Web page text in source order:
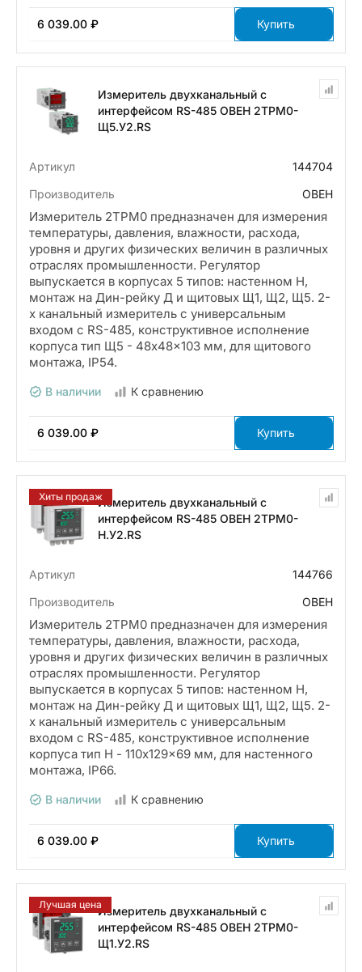
6 039.00 ₽ Купить
Измеритель двухканальный с
интерфейсом RS-485 ОВЕН 2ТРМ0-
Щ5.У2.RS
Артикул
144704
Производитель
ОВЕН
Измеритель 2ТРМ0 предназначен для измерения
температуры, давления, влажности, расхода,
уровня и других физических величин в различных
отраслях промышленности. Регулятор
выпускается в корпусах 5 типов: настенном Н,
монтаж на Дин-рейку Д и щитовых Щ1, Щ2, Щ5. 2-
х канальный измеритель с универсальным
входом с RS-485, конструктивное исполнение
корпуса тип Щ5 - 48x48x103 мм, для щитового
монтажа, IP54.
В наличии К сравнению
6 039.00 ₽ Купить
Хиты продажИзмеритель двухканальный с
интерфейсом RS-485 ОВЕН 2ТРМ0-
Н.У2.RS
Артикул
144766
Производитель
ОВЕН
Измеритель 2ТРМ0 предназначен для измерения
температуры, давления, влажности, расхода,
уровня и других физических величин в различных
отраслях промышленности. Регулятор
выпускается в корпусах 5 типов: настенном Н,
монтаж на Дин-рейку Д и щитовых Щ1, Щ2, Щ5. 2-
х канальный измеритель с универсальным
входом с RS-485, конструктивное исполнение
корпуса тип Н - 110x129x69 мм, для настенного
монтажа, IP66.
В наличии К сравнению
6 039.00 ₽ Купить
Лучшая ценаИзмеритель двухканальный с
интерфейсом RS-485 ОВЕН 2ТРМ0-
Щ1.У2.RS